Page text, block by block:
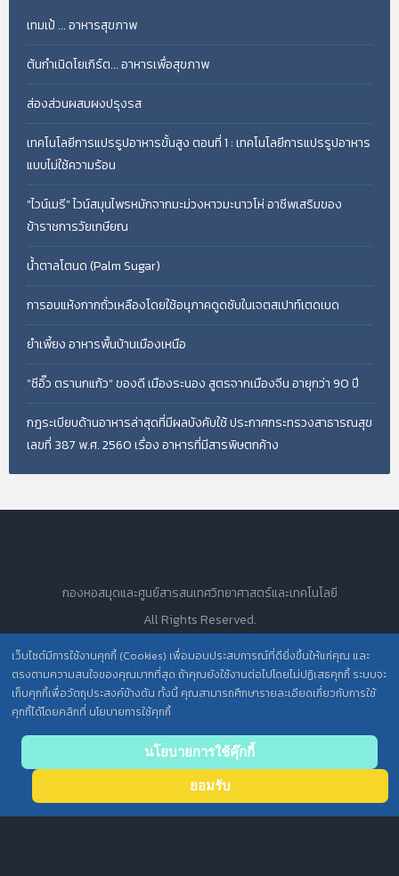
เทมเป้ ... อาหารสุขภาพ
ต้นกำเนิดโยเกิร์ต... อาหารเพื่อสุขภาพ
ส่องส่วนผสมผงปรุงรส
เทคโนโลยีการแปรรูปอาหารขั้นสูง ตอนที่ 1 : เทคโนโลยีการแปรรูปอาหาร
แบบไม่ใช้ความร้อน
"ไวน์เมรี" ไวน์สมุนไพรหมักจากมะม่วงหาวมะนาวโห่ อาชีพเสริมของ
ข้าราชการวัยเกษียณ
น้ำตาลโตนด (Palm Sugar)
การอบแห้งกากถั่วเหลืองโดยใช้อนุภาคดูดซับในเจตสเปาท์เตดเบด
ยำเพี้ยง อาหารพื้นบ้านเมืองเหนือ
"ซีอิ๊ว ตรานกแก้ว" ของดี เมืองระนอง สูตรจากเมืองจีน อายุกว่า 90 ปี
กฎระเบียบด้านอาหารล่าสุดที่มีผลบังคับใช้ ประกาศกระทรวงสาธารณสุข
เลขที่ 387 พ.ศ. 2560 เรื่อง อาหารที่มีสารพิษตกค้าง
เว็บไซต์มีการใช้งานคุกกี้ (Cookies) เพื่อมอบประสบการณ์ที่ดียิ่งขึ้นให้แก่คุณ และ
ตรงตามความสนใจของคุณมากที่สุด ถ้าคุณยังใช้งานต่อไปโดยไม่ปฏิเสธคุกกี้ ระบบจะ
เก็บคุกกี้เพื่อวัตถุประสงค์ข้างต้น ทั้งนี้ คุณสามารถศึกษารายละเอียดเกี่ยวกับการใช้
คุกกี้ได้โดยคลิกที่ นโยบายการใช้คุกกี้
นโยบายการใช้คุ๊กกี้
ยอมรับ
กองหอสมุดและศูนย์สารสนเทศวิทยาศาสตร์และเทคโนโลยี
All Rights Reserved.
นโยบายการคุ้มครองข้อมูลส่วนบุคคล วศ. /
ประกาศความเป็นส่วนตัว (Privacy Notice) สำหรับการบริการสารสนเทศ
to top